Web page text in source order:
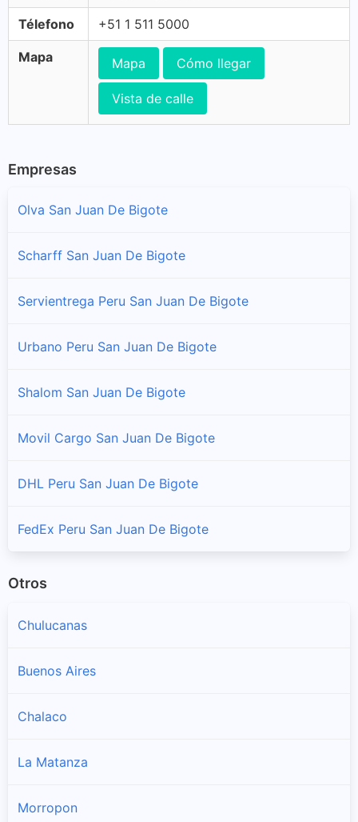
Télefono +51 1 511 5000
Mapa Mapa Cómo llegar
Vista de calle
Empresas
Olva San Juan De Bigote
Scharff San Juan De Bigote
Servientrega Peru San Juan De Bigote
Urbano Peru San Juan De Bigote
Shalom San Juan De Bigote
Movil Cargo San Juan De Bigote
DHL Peru San Juan De Bigote
FedEx Peru San Juan De Bigote
Otros
Chulucanas
Buenos Aires
Chalaco
La Matanza
Morropon